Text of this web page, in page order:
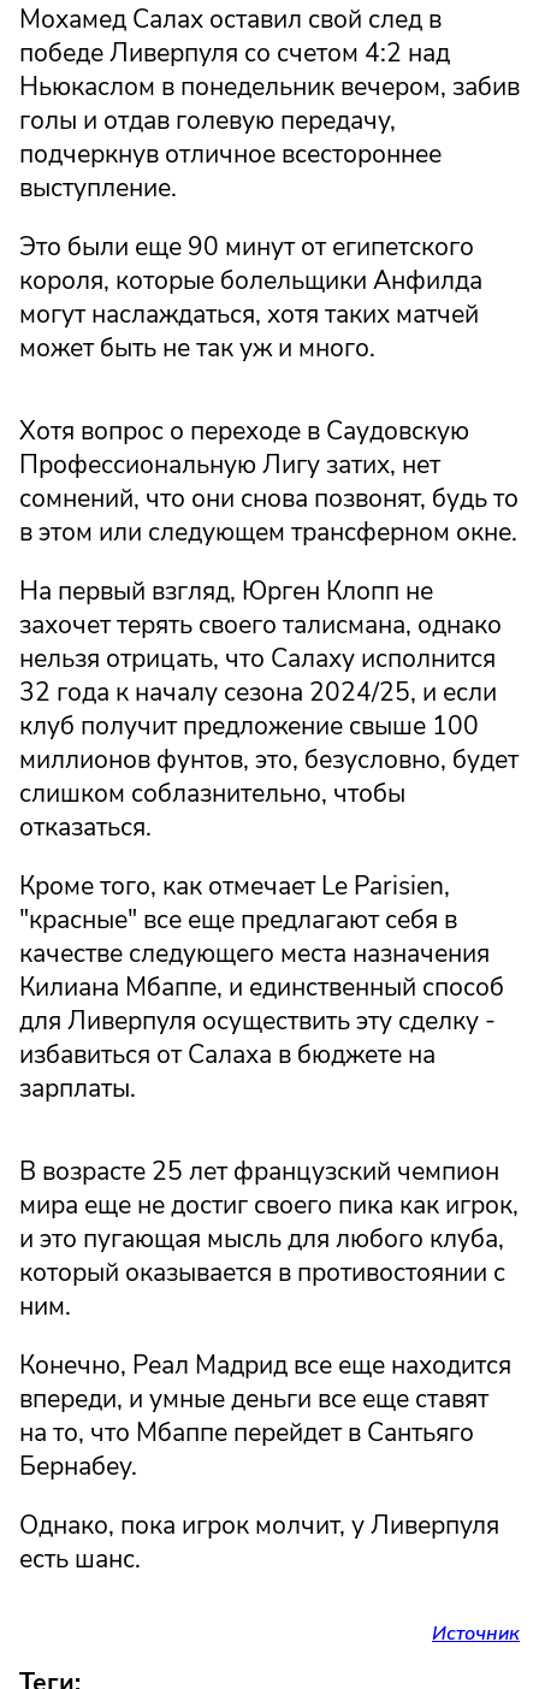
Мохамед Салах оставил свой след в
победе Ливерпуля со счетом 4:2 над
Ньюкаслом в понедельник вечером, забив
голы и отдав голевую передачу,
подчеркнув отличное всестороннее
выступление.
Это были еще 90 минут от египетского
короля, которые болельщики Анфилда
могут наслаждаться, хотя таких матчей
может быть не так уж и много.
Хотя вопрос о переходе в Саудовскую
Профессиональную Лигу затих, нет
сомнений, что они снова позвонят, будь то
в этом или следующем трансферном окне.
На первый взгляд, Юрген Клопп не
захочет терять своего талисмана, однако
нельзя отрицать, что Салаху исполнится
32 года к началу сезона 2024/25, и если
клуб получит предложение свыше 100
миллионов фунтов, это, безусловно, будет
слишком соблазнительно, чтобы
отказаться.
Кроме того, как отмечает Le Parisien,
"красные" все еще предлагают себя в
качестве следующего места назначения
Килиана Мбаппе, и единственный способ
для Ливерпуля осуществить эту сделку -
избавиться от Салаха в бюджете на
зарплаты.
В возрасте 25 лет французский чемпион
мира еще не достиг своего пика как игрок,
и это пугающая мысль для любого клуба,
который оказывается в противостоянии с
ним.
Конечно, Реал Мадрид все еще находится
впереди, и умные деньги все еще ставят
на то, что Мбаппе перейдет в Сантьяго
Бернабеу.
Однако, пока игрок молчит, у Ливерпуля
есть шанс.
Источник